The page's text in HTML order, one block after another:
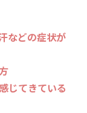
などの症状が
じてきている